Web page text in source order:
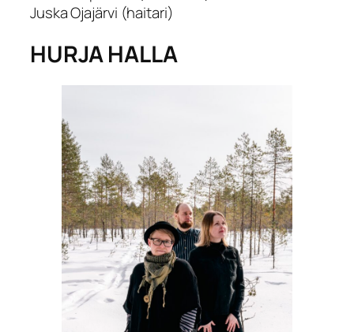
Juska Ojajärvi (haitari)
HURJA HALLA